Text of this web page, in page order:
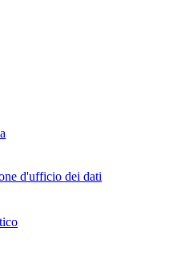
d'ufficio dei dati